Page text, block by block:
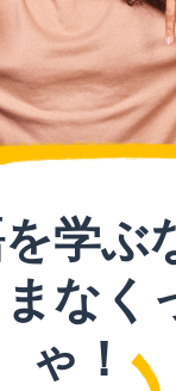
学ぶ
なく
ゃ！